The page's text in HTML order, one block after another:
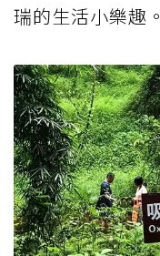
瑞的生活小樂趣。